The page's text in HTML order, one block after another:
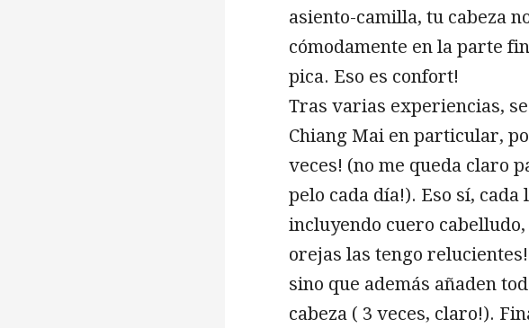
asiento-camilla, tu cabeza
cómodamente en la parte
pica. Eso es confort!
Tras varias experiencias,
Chiang Mai en particular,
veces! (no me queda claro
pelo cada día!). Eso sí,
incluyendo cuero
orejas las tengo
sino que además añaden
cabeza ( 3 veces, claro!).